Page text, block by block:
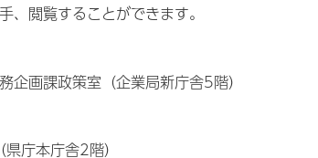
、閲覧することができます。
企画課政策室（企業局新庁舎5階）
庁本庁舎2階）